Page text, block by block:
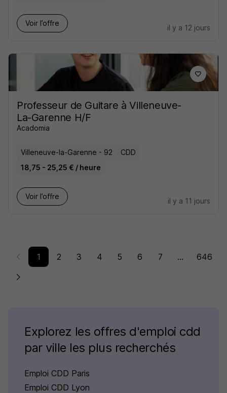
Voir l’offre
il y a 12 jours
Professeur de Guitare à Villeneuve-
La-Garenne H/F
Acadomia
Villeneuve-la-Garenne - 92
CDD
18,75 - 25,25 € / heure
Voir l’offre
il y a 11 jours
1 2 3 4 5 6 7 ... 646
Explorez les offres d'emploi cdd
par ville les plus recherchés
Emploi CDD Paris
Emploi CDD Lyon